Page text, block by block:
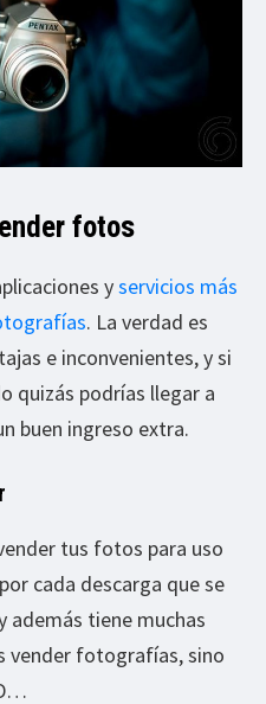
fotos
yservicios más
. La verdad es
e inconvenientes, y si
quizás podrías llegar a
buen ingreso extra.
tus fotos para uso
cada descarga que se
además tiene muchas
vender fotografías, sino